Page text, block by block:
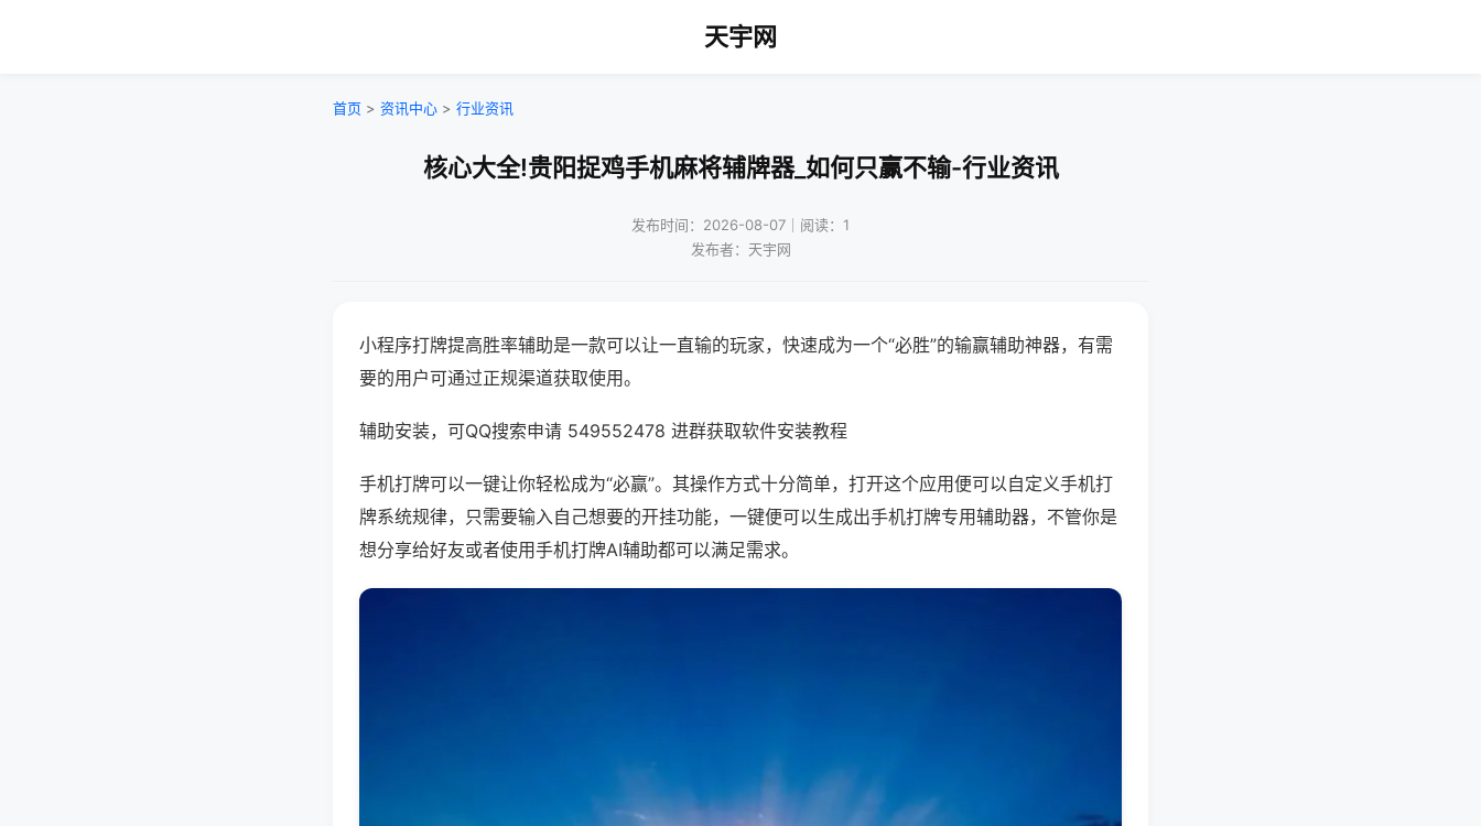
天宇网
首页 > 资讯中心 > 行业资讯
核心大全!贵阳捉鸡手机麻将辅牌器_如何只赢不输-行业资讯
发布时间：2026-08-07｜阅读：1
发布者：天宇网
小程序打牌提高胜率辅助是一款可以让一直输的玩家，快速成为一个“必胜”的输赢辅助神器，有需
要的用户可通过正规渠道获取使用。
辅助安装，可QQ搜索申请 549552478 进群获取软件安装教程
手机打牌可以一键让你轻松成为“必赢”。其操作方式十分简单，打开这个应用便可以自定义手机打
牌系统规律，只需要输入自己想要的开挂功能，一键便可以生成出手机打牌专用辅助器，不管你是
想分享给好友或者使用手机打牌AI辅助都可以满足需求。